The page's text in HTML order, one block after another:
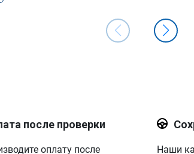
после проверки
оплату после
Наши